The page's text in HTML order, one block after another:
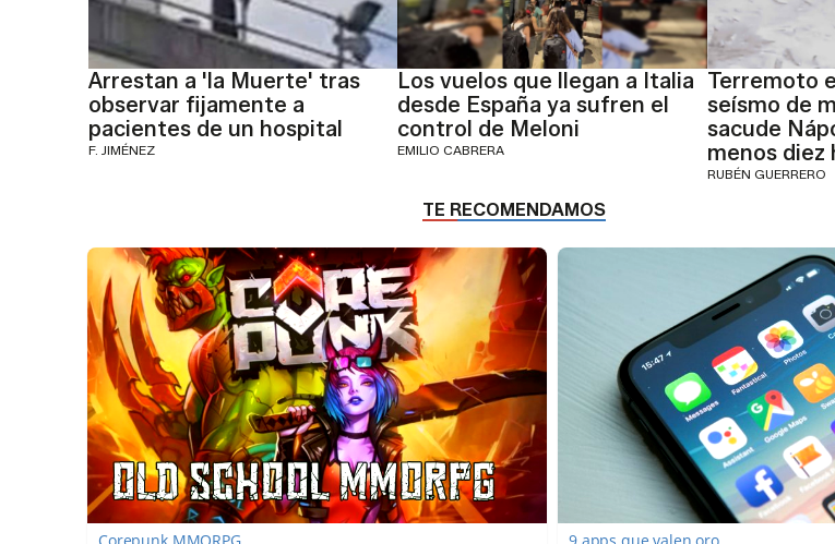
Arrestan a 'la Muerte' tras
observar fijamente a
pacientes de un hospital
F. JIMÉNEZ
Los vuelos que llegan a Italia
desde España ya sufren el
control de Meloni
EMILIO CABRERA
Terremoto
seísmo de
sacude
menos diez
RUBÉN GUERRERO